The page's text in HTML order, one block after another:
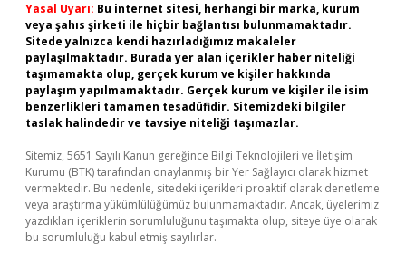
Yasal Uyarı: Bu internet sitesi, herhangi bir marka, kurum
veya şahıs şirketi ile hiçbir bağlantısı bulunmamaktadır.
Sitede yalnızca kendi hazırladığımız makaleler
paylaşılmaktadır. Burada yer alan içerikler haber niteliği
taşımamakta olup, gerçek kurum ve kişiler hakkında
paylaşım yapılmamaktadır. Gerçek kurum ve kişiler ile isim
benzerlikleri tamamen tesadüfidir. Sitemizdeki bilgiler
taslak halindedir ve tavsiye niteliği taşımazlar.
Sitemiz, 5651 Sayılı Kanun gereğince Bilgi Teknolojileri ve İletişim
Kurumu (BTK) tarafından onaylanmış bir Yer Sağlayıcı olarak hizmet
vermektedir. Bu nedenle, sitedeki içerikleri proaktif olarak denetleme
veya araştırma yükümlülüğümüz bulunmamaktadır. Ancak, üyelerimiz
yazdıkları içeriklerin sorumluluğunu taşımakta olup, siteye üye olarak
bu sorumluluğu kabul etmiş sayılırlar.